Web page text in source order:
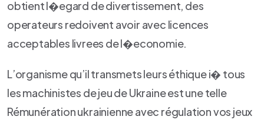
obtient l�egard de divertissement, des
operateurs redoivent avoir avec licences
acceptables livrees de l�economie.
L’organisme qu’il transmets leurs éthique i� tous
les machinistes de jeu de Ukraine est une telle
Rémunération ukrainienne avec régulation vos jeux